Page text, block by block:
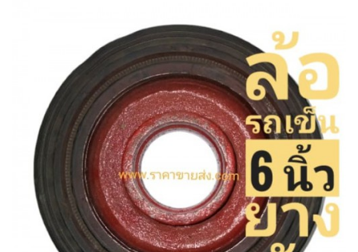
รายการ
ที่
ติดตาม